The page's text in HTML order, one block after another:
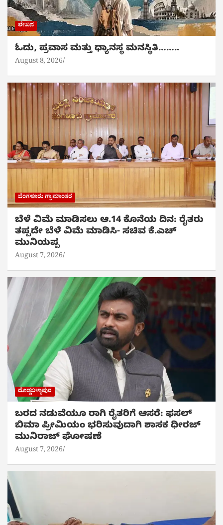
ಲೇಖನ
ಓದು, ಪ್ರವಾಸ ಮತ್ತು ಧ್ಯಾನಸ್ಥ ಮನಸ್ಥಿತಿ……..
August 8, 2026
ಬೆಂಗಳೂರು ಗ್ರಾಮಾಂತರ
ಬೆಳೆ ವಿಮೆ ಮಾಡಿಸಲು ಆ.14 ಕೊನೆಯ ದಿನ: ರೈತರು
ತಪ್ಪದೇ ಬೆಳೆ ವಿಮೆ ಮಾಡಿಸಿ- ಸಚಿವ ಕೆ.ಎಚ್
ಮುನಿಯಪ್ಪ
August 7, 2026
ದೊಡ್ಡಬಳ್ಳಾಪುರ
ಬರದ ನಡುವೆಯೂ ರಾಗಿ ರೈತರಿಗೆ ಆಸರೆ: ಫಸಲ್
ಬಿಮಾ ಪ್ರೀಮಿಯಂ ಭರಿಸುವುದಾಗಿ ಶಾಸಕ ಧೀರಜ್
ಮುನಿರಾಜ್ ಘೋಷಣೆ
August 7, 2026